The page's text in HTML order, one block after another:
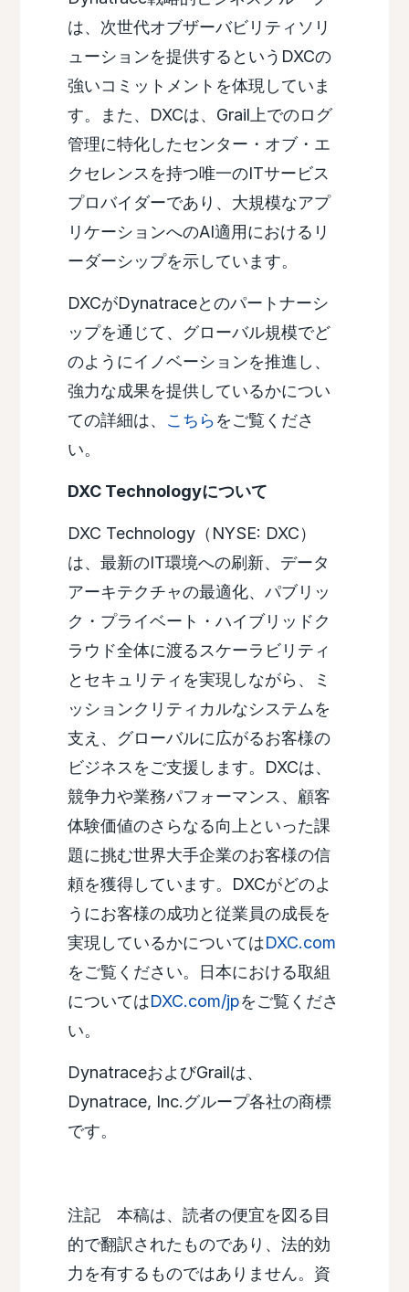
は、次世代オブザーバビリティソリ
ューションを提供するというDXCの
強いコミットメントを体現していま
す。また、DXCは、Grail上でのログ
管理に特化したセンター・オブ・エ
クセレンスを持つ唯一のITサービス
プロバイダーであり、大規模なアプ
リケーションへのAI適用におけるリ
ーダーシップを示しています。
DXCがDynatraceとのパートナーシ
ップを通じて、グローバル規模でど
のようにイノベーションを推進し、
強力な成果を提供しているかについ
ての詳細は、 こちらをご覧くださ
い。
DXC Technologyについて
DXC Technology（NYSE: DXC）
は、最新のIT環境への刷新、データ
アーキテクチャの最適化、パブリッ
ク・プライベート・ハイブリッドク
ラウド全体に渡るスケーラビリティ
とセキュリティを実現しながら、ミ
ッションクリティカルなシステムを
支え、グローバルに広がるお客様の
ビジネスをご支援します。DXCは、
競争力や業務パフォーマンス、顧客
体験価値のさらなる向上といった課
題に挑む世界大手企業のお客様の信
頼を獲得しています。DXCがどのよ
うにお客様の成功と従業員の成長を
実現しているかについてはDXC.com
をご覧ください。日本における取組
についてはDXC.com/jpをご覧くださ
い。
DynatraceおよびGrailは、
Dynatrace, Inc.グループ各社の商標
です。
注記 本稿は、読者の便宜を図る目
的で翻訳されたものであり、法的効
力を有するものではありません。資